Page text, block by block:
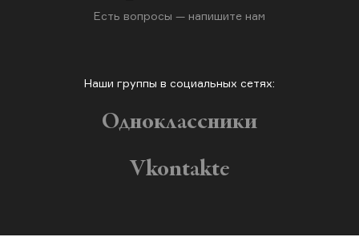
Есть вопросы — напишите нам
Наши группы в социальных сетях:
Одноклассники
Vkontakte